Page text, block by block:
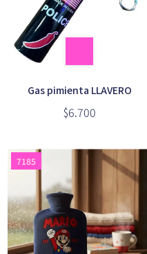
Gas pimienta LLAVERO
$6.700
7185